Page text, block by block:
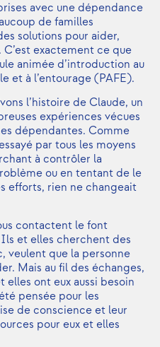
avec une dépendance
de familles
solutions pour aider,
C’est exactement ce que
animée d’introduction au
et à l’entourage (PAFE).
l’histoire de Claude, un
expériences vécues
dépendantes. Comme
par tous les moyens
à contrôler la
ou en tentant de le
efforts, rien ne changeait
contactent le font
et elles cherchent des
veulent que la personne
Mais au fil des échanges,
elles ont eux aussi besoin
pensée pour les
de conscience et leur
pour eux et elles